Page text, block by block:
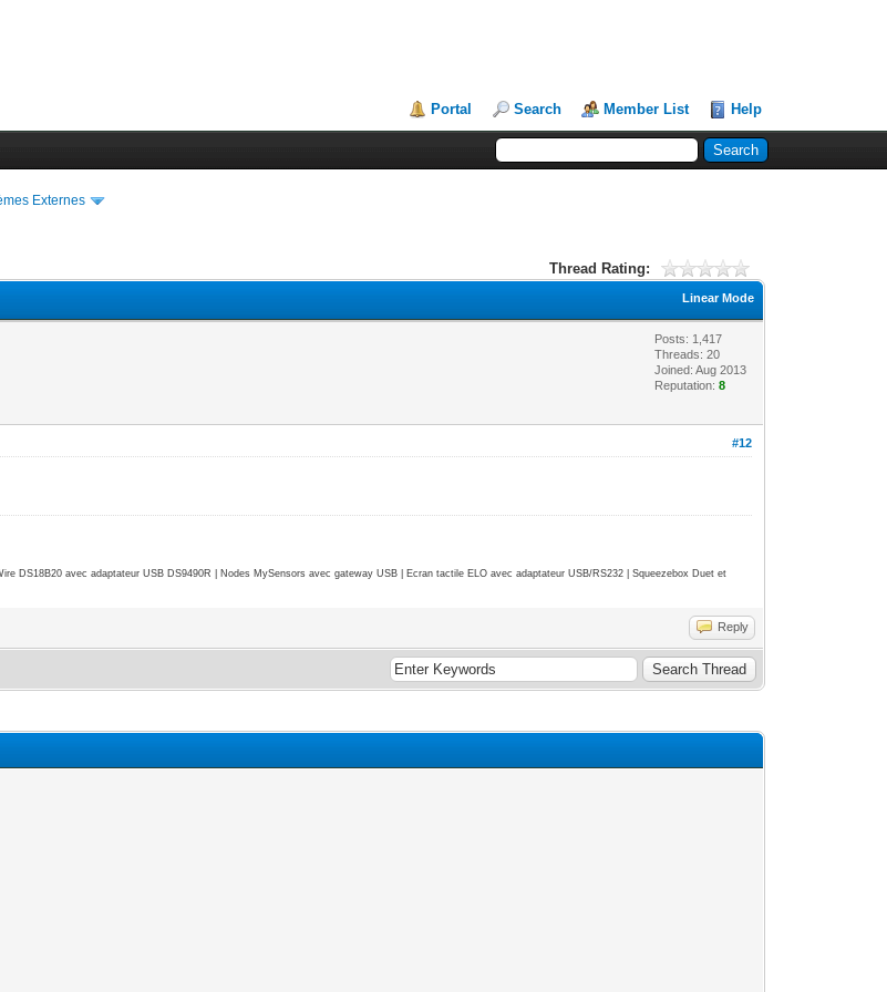
Portal Search Member List Help
Externes
Thread Rating:
Linear Mode
Posts: 1,417
Threads: 20
Joined: Aug 2013
Reputation:8
#12
DS18B20 avec adaptateur USB DS9490R | Nodes MySensors avec gateway USB | Ecran tactile ELO avec adaptateur USB/RS232 | Squeezebox Duet et
Reply